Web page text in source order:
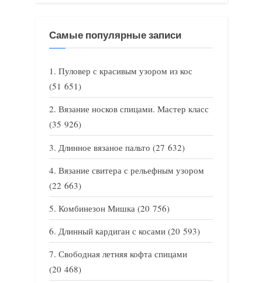
Самые популярные записи
Пуловер с красивым узором из кос
(51 651)
Вязание носков спицами. Мастер класс
(35 926)
Длинное вязаное пальто (27 632)
Вязание свитера с рельефным узором
(22 663)
Комбинезон Мишка (20 756)
Длинный кардиган с косами (20 593)
Свободная летняя кофта спицами
(20 468)